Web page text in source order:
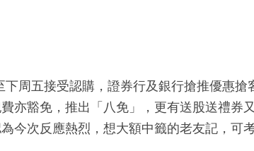
周五接受認購，證券行及銀行搶推優惠搶
亦豁免，推出「八免」，更有送股送禮券
今次反應熱烈，想大額中籤的老友記，可